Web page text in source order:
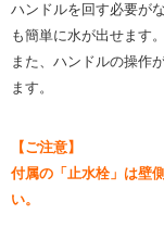
ハンドルを回す必要が
も簡単に水が出せます。
また、ハンドルの操作
ます。
【ご注意】
付属の「止水栓」は壁
い。